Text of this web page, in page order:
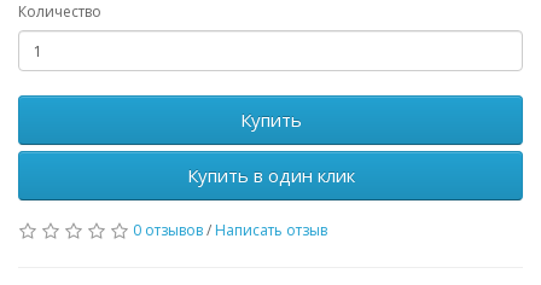
Количество
Купить
Купить в один клик
0 отзывов/ Написать отзыв